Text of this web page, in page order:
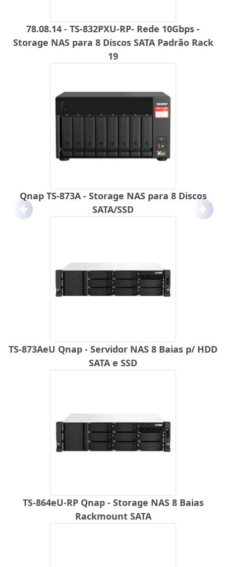
78.08.14 - TS-832PXU-RP- Rede 10Gbps -
Storage NAS para 8 Discos SATA Padrão Rack
19
Qnap TS-873A - Storage NAS para 8 Discos
SATA/SSD
TS-873AeU Qnap - Servidor NAS 8 Baias p/ HDD
SATA e SSD
TS-864eU-RP Qnap - Storage NAS 8 Baias
Rackmount SATA
Anterior